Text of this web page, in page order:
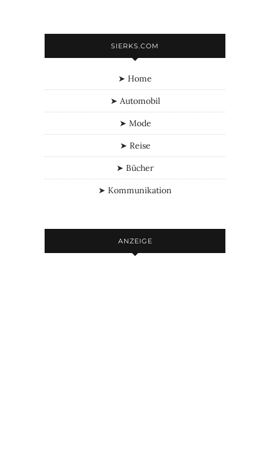
SIERKS.COM
➤ Home
➤ Automobil
➤ Mode
➤ Reise
➤ Bücher
➤ Kommunikation
ANZEIGE